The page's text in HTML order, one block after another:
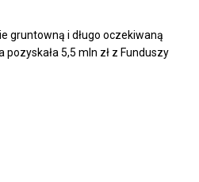
gruntowną i długo oczekiwaną
5,5 mln zł z Funduszy